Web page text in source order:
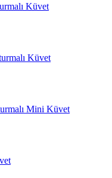
Küvet
Küvet
Mini Küvet